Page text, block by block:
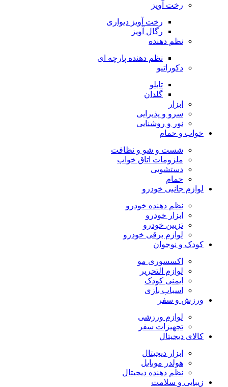
رخت آویز
رخت آویز دیواری
رگال آویز
نظم دهنده
نظم دهنده پارچه ای
دکوراتیو
تابلو
گلدان
ابزار
سرو و پذیرایی
نور و روشنایی
خواب و حمام
شست و شو و نظافت
ملزومات اتاق خواب
دستشویی
حمام
لوازم جانبی خودرو
نظم دهنده خودرو
ابزار خودرو
تزیین خودرو
لوازم برقی خودرو
کودک و نوجوان
اکسسوری مو
لوازم التحریر
ایمنی کودک
اسباب بازی
ورزش و سفر
لوازم ورزشی
تجهیزات سفر
کالای دیجیتال
ابزار دیجیتال
هولدر موبایل
نظم دهنده دیجیتال
زیبایی و سلامت